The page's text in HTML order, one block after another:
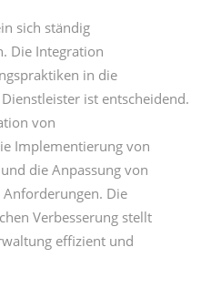
sich ständig
Die Integration
in die
ist entscheidend.
von
Implementierung von
die Anpassung von
Anforderungen. Die
Verbesserung stellt
effizient und